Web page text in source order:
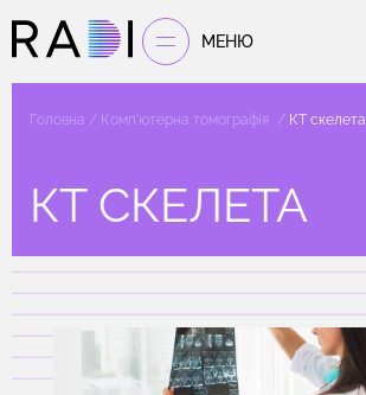
МЕНЮ
Головна Комп'ютерна томографія КТ скелета
КТ СКЕЛЕТА